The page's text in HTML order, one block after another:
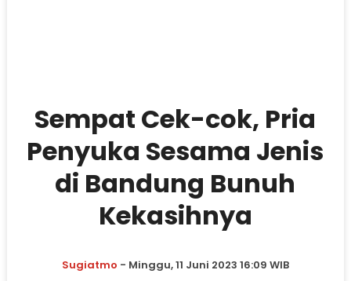
Sempat Cek-cok, Pria
Penyuka Sesama Jenis
di Bandung Bunuh
Kekasihnya
Sugiatmo - Minggu, 11 Juni 2023 16:09 WIB